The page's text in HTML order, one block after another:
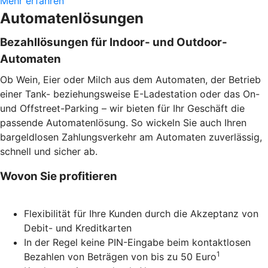
Automatenlösungen
Bezahllösungen für Indoor- und Outdoor-
Automaten
Ob Wein, Eier oder Milch aus dem Automaten, der Betrieb
einer Tank- beziehungsweise E-Ladestation oder das On-
und Offstreet-Parking – wir bieten für Ihr Geschäft die
passende Automatenlösung. So wickeln Sie auch Ihren
bargeldlosen Zahlungsverkehr am Automaten zuverlässig,
schnell und sicher ab.
Wovon Sie profitieren
Flexibilität für Ihre Kunden durch die Akzeptanz von
Debit- und Kreditkarten
In der Regel keine PIN-Eingabe beim kontaktlosen
Bezahlen von Beträgen von bis zu 50 Euro1